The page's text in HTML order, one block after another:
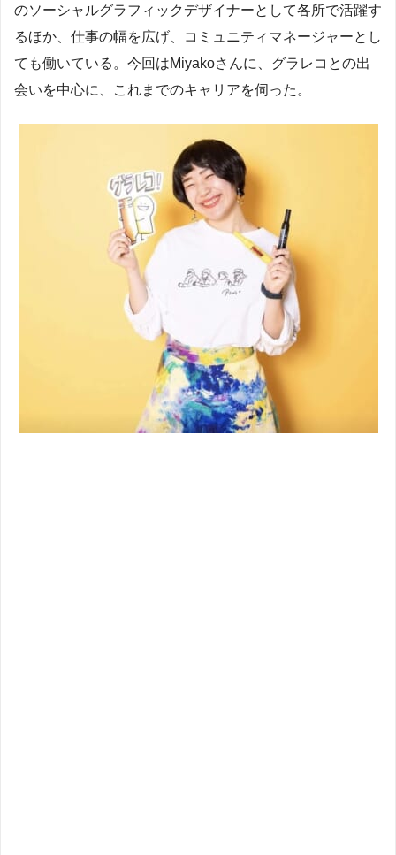
のソーシャルグラフィックデザイナーとして各所で活躍す
るほか、仕事の幅を広げ、コミュニティマネージャーとし
ても働いている。今回はMiyakoさんに、グラレコとの出
会いを中心に、これまでのキャリアを伺った。